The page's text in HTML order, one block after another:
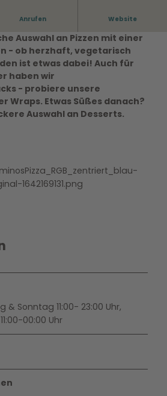
Anrufen Website
Auswahl an Pizzen mit einer
- ob herzhaft, vegetarisch
ist etwas dabei! Auch für
haben wir
- probiere unsere
Wraps. Etwas Süßes danach?
Auswahl an Desserts.
1642169131.png
Sonntag 11:00- 23:00 Uhr,
00:00 Uhr